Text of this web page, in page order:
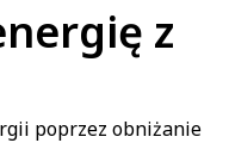
z
poprzez obniżanie